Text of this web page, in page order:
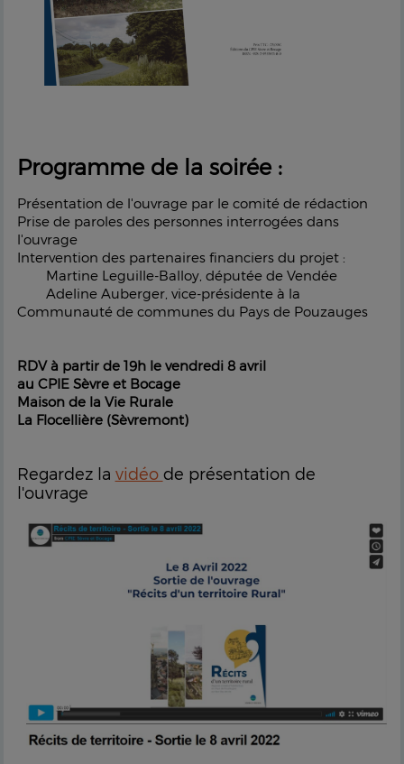
Programme de la soirée :
Présentation de l'ouvrage par le comité de rédaction
Prise de paroles des personnes interrogées dans
l'ouvrage
Intervention des partenaires financiers du projet :
Martine Leguille-Balloy, députée de Vendée
Adeline Auberger, vice-présidente à la
Communauté de communes du Pays de Pouzauges
RDV à partir de 19h le vendredi 8 avril
au CPIE Sèvre et Bocage
Maison de la Vie Rurale
La Flocellière (Sèvremont)
Regardez la vidéo de présentation de
l'ouvrage